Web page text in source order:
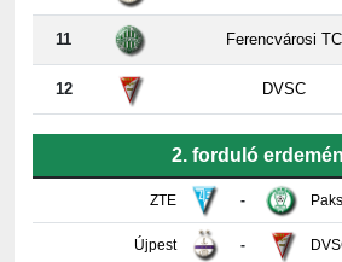
11 Ferencvárosi TC
12 DVSC
2. forduló
ZTE - Paks
Újpest -